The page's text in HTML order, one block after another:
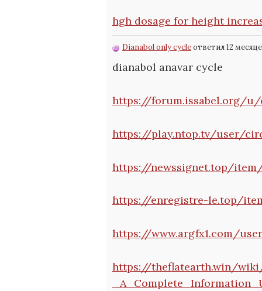
hgh dosage for height
Dianabol only cycleответил 12
dianabol anavar cycle
https://forum.issabel.org/u/
https://play.ntop.tv/user/
https://newssignet.top/
https://enregistre-le.top/
https://www.argfx1.com/
https://theflatearth.win/